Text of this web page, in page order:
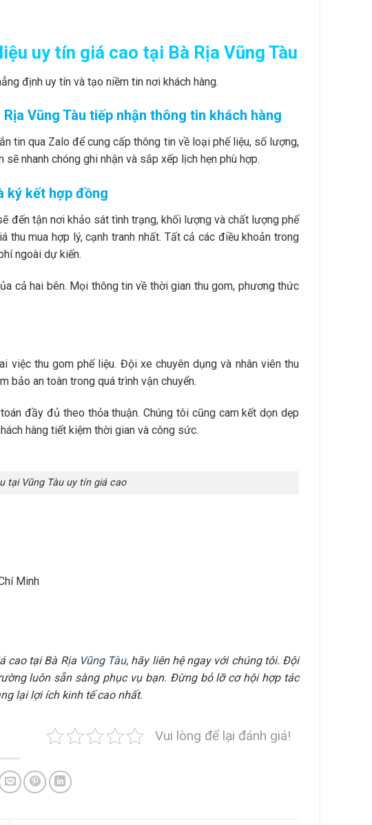
uy tín giá cao tại Bà Rịa Vũng Tàu
định uy tín và tạo niềm tin nơi khách hàng.
Vũng Tàu tiếp nhận thông tin khách hàng
tin qua Zalo để cung cấp thông tin về loại phế liệu, số lượng,
nhanh chóng ghi nhận và sắp xếp lịch hẹn phù hợp.
ký kết hợp đồng
đến tận nơi khảo sát tình trạng, khối lượng và chất lượng phế
thu mua hợp lý, cạnh tranh nhất. Tất cả các điều khoản trong
ngoài dự kiến.
cả hai bên. Mọi thông tin về thời gian thu gom, phương thức
việc thu gom phế liệu. Đội xe chuyên dụng và nhân viên thu
bảo an toàn trong quá trình vận chuyển.
đầy đủ theo thỏa thuận. Chúng tôi cũng cam kết dọn dẹp
hàng tiết kiệm thời gian và công sức.
tại Vũng Tàu uy tín giá cao
Minh
cao tại Bà Rịa Vũng Tàu, hãy liên hệ ngay với chúng tôi. Đội
luôn sẵn sàng phục vụ bạn. Đừng bỏ lỡ cơ hội hợp tác
lại lợi ích kinh tế cao nhất.
Vui lòng để lại đánh giá!